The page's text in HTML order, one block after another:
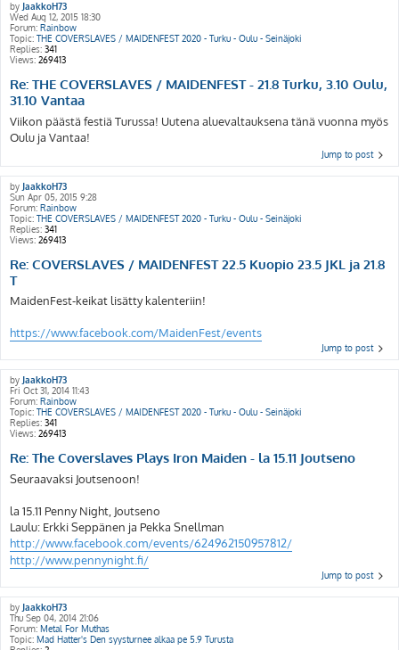
by JaakkoH73
Wed Aug 12, 2015 18:30
Forum: Rainbow
Topic: THE COVERSLAVES / MAIDENFEST 2020 - Turku - Oulu - Seinäjoki
Replies: 341
Views: 269413
Re: THE COVERSLAVES / MAIDENFEST - 21.8 Turku, 3.10 Oulu,
31.10 Vantaa
Viikon päästä festiä Turussa! Uutena aluevaltauksena tänä vuonna myös
Oulu ja Vantaa!
Jump to post
by JaakkoH73
Sun Apr 05, 2015 9:28
Forum: Rainbow
Topic: THE COVERSLAVES / MAIDENFEST 2020 - Turku - Oulu - Seinäjoki
Replies: 341
Views: 269413
Re: COVERSLAVES / MAIDENFEST 22.5 Kuopio 23.5 JKL ja 21.8
T
MaidenFest-keikat lisätty kalenteriin!
https://www.facebook.com/MaidenFest/events
Jump to post
by JaakkoH73
Fri Oct 31, 2014 11:43
Forum: Rainbow
Topic: THE COVERSLAVES / MAIDENFEST 2020 - Turku - Oulu - Seinäjoki
Replies: 341
Views: 269413
Re: The Coverslaves Plays Iron Maiden - la 15.11 Joutseno
Seuraavaksi Joutsenoon!
la 15.11 Penny Night, Joutseno
Laulu: Erkki Seppänen ja Pekka Snellman
http://www.facebook.com/events/624962150957812/
http://www.pennynight.fi/
Jump to post
by JaakkoH73
Thu Sep 04, 2014 21:06
Forum: Metal For Muthas
Topic: Mad Hatter's Den syysturnee alkaa pe 5.9 Turusta